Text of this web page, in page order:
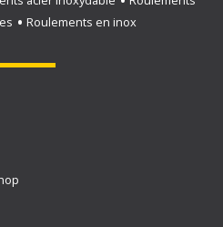
Roulements en inox